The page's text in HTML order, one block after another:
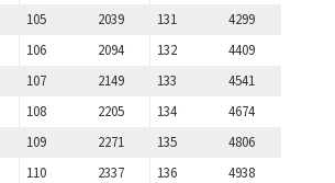
105
2039
106
2094
107
2149
108
2205
109
2271
110
2337
131
4299
132
4409
133
4541
134
4674
135
4806
136
4938